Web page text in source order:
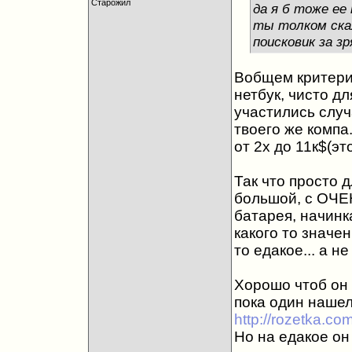
Старожил
да я б тоже ее
ты толком
поисковик за
Вобщем
нетбук, чисто
участились
твоего же
от 2х до
Так что просто
большой, с
батарея,
какого то
то едакое... а
Хорошо чтоб он
пока один
http://
Но на едакое он